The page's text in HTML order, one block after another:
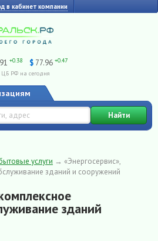
в кабинет компании
+0.38 $ 77.96 +0.47
ЦБ РФ на сегодня
Найти
услуги → «Энергосервис»,
зданий и сооружений
зданий